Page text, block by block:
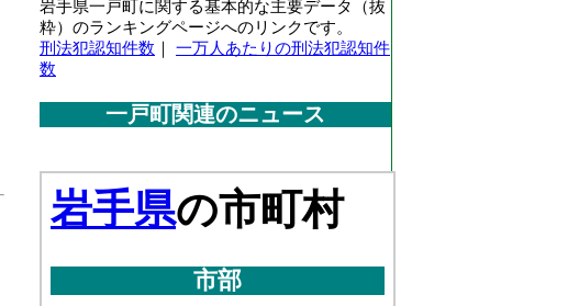
岩手県一戸町に関する基本的な主要データ（抜
粋）のランキングページへのリンクです。
刑法犯認知件数
一万人あたりの刑法犯認知件
数
一戸町関連のニュース